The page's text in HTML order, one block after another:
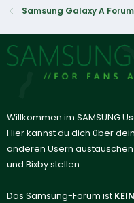
Samsung Galaxy A Forum
Willkommen im SAMSUNG
Hier kannst du dich über
anderen Usern
und Bixby stellen.
Das Samsung-Forum ist KEIN